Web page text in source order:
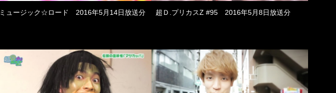
ミュージック☆ロード 2016年5月14日放送分 超Ｄ.プリカスZ #95 2016年5月8日放送分